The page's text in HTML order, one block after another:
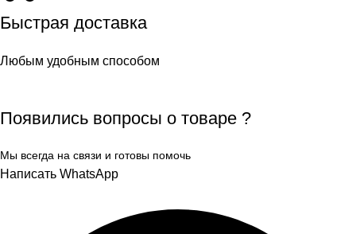
Быстрая доставка
Любым удобным способом
Появились вопросы о товаре ?
Мы всегда на связи и готовы помочь
Написать WhatsApp